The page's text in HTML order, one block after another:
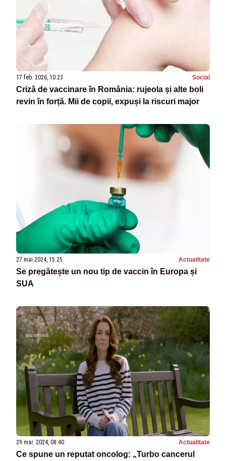
17 feb. 2026, 10:23 Social
Criză de vaccinare în România: rujeola și alte boli
revin în forță. Mii de copii, expuși la riscuri major
27 mai 2024, 15:25 Actualitate
Se pregătește un nou tip de vaccin în Europa și
SUA
29 mar. 2024, 08:40 Actualitate
Ce spune un reputat oncolog: „Turbo cancerul